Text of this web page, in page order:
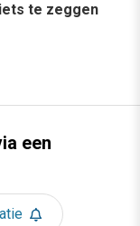
te zeggen
een